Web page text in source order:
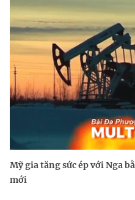
Mỹ gia tăng sức ép với Nga
mới